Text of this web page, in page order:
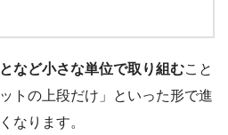
など小さな単位で取り組むこと
トの上段だけ」といった形で進
なります。